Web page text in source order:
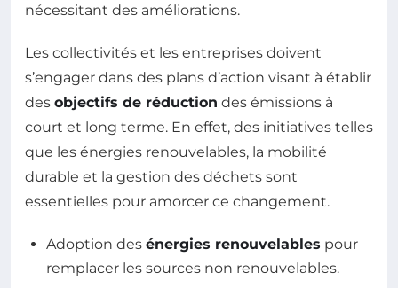
nécessitant des améliorations.
Les collectivités et les entreprises doivent
s’engager dans des plans d’action visant à établir
des objectifs de réduction des émissions à
court et long terme. En effet, des initiatives telles
que les énergies renouvelables, la mobilité
durable et la gestion des déchets sont
essentielles pour amorcer ce changement.
Adoption des énergies renouvelables pour
remplacer les sources non renouvelables.